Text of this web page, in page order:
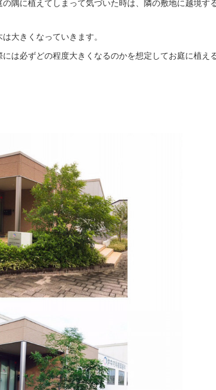
隅に植えてしまって気づいた時は、隣の敷地に越境す
は大きくなっていきます。
は必ずどの程度大きくなるのかを想定してお庭に植え